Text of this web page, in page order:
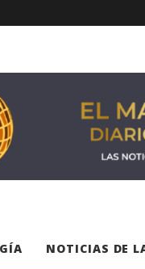
NOTICIAS DE